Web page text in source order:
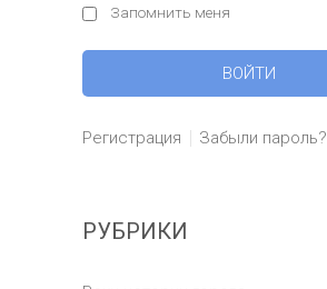
Запомнить меня
Регистрация Забыли пароль?
РУБРИКИ